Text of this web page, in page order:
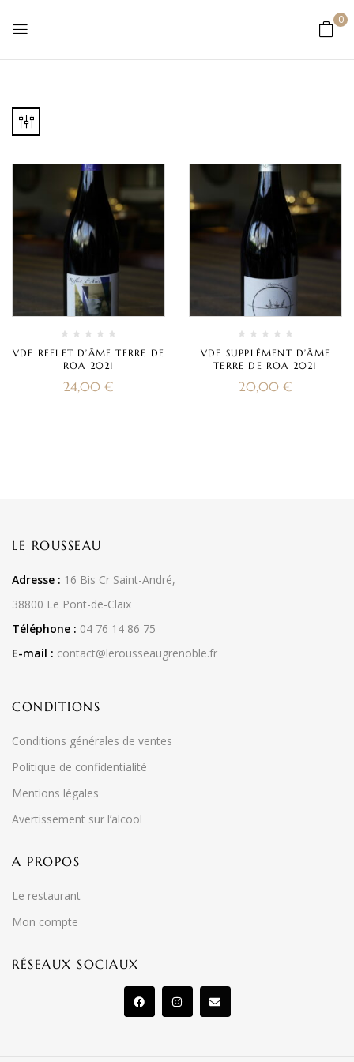
0
VDF REFLET D’ÂME TERRE DE
ROA 2021
24,00 €
VDF SUPPLÉMENT D’ÂME
TERRE DE ROA 2021
20,00 €
LE ROUSSEAU
Adresse : 16 Bis Cr Saint-André,
38800 Le Pont-de-Claix
Téléphone : 04 76 14 86 75
E-mail : contact@lerousseaugrenoble.fr
CONDITIONS
Conditions générales de ventes
Politique de confidentialité
Mentions légales
Avertissement sur l’alcool
A PROPOS
Le restaurant
Mon compte
RÉSEAUX SOCIAUX